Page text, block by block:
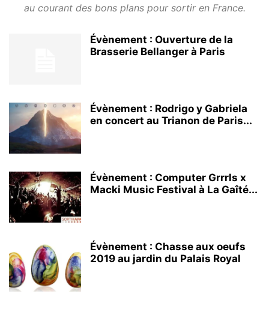
au courant des bons plans pour sortir en France.
Évènement : Ouverture de la
Brasserie Bellanger à Paris
Évènement : Rodrigo y Gabriela
en concert au Trianon de Paris...
Évènement : Computer Grrrls x
Macki Music Festival à La Gaîté...
Évènement : Chasse aux oeufs
2019 au jardin du Palais Royal